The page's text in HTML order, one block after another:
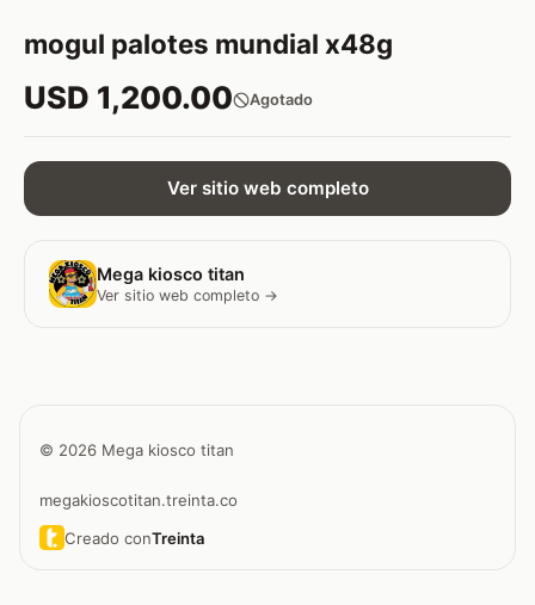
mogul palotes mundial x48g
USD 1,200.00 Agotado
Ver sitio web completo
Mega kiosco titan
Ver sitio web completo →
© 2026 Mega kiosco titan
megakioscotitan.treinta.co
Creado conTreinta